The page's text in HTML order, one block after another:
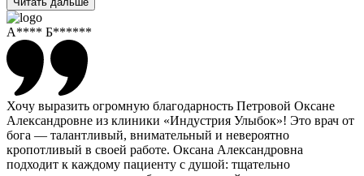
А**** Б******
Хочу выразить огромную благодарность Петровой Оксане
Александровне из клиники «Индустрия Улыбок»! Это врач от
бога — талантливый, внимательный и невероятно
кропотливый в своей работе. Оксана Александровна
подходит к каждому пациенту с душой: тщательно